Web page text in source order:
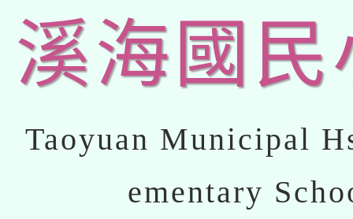
溪海國民
Taoyuan Municipal
ementary